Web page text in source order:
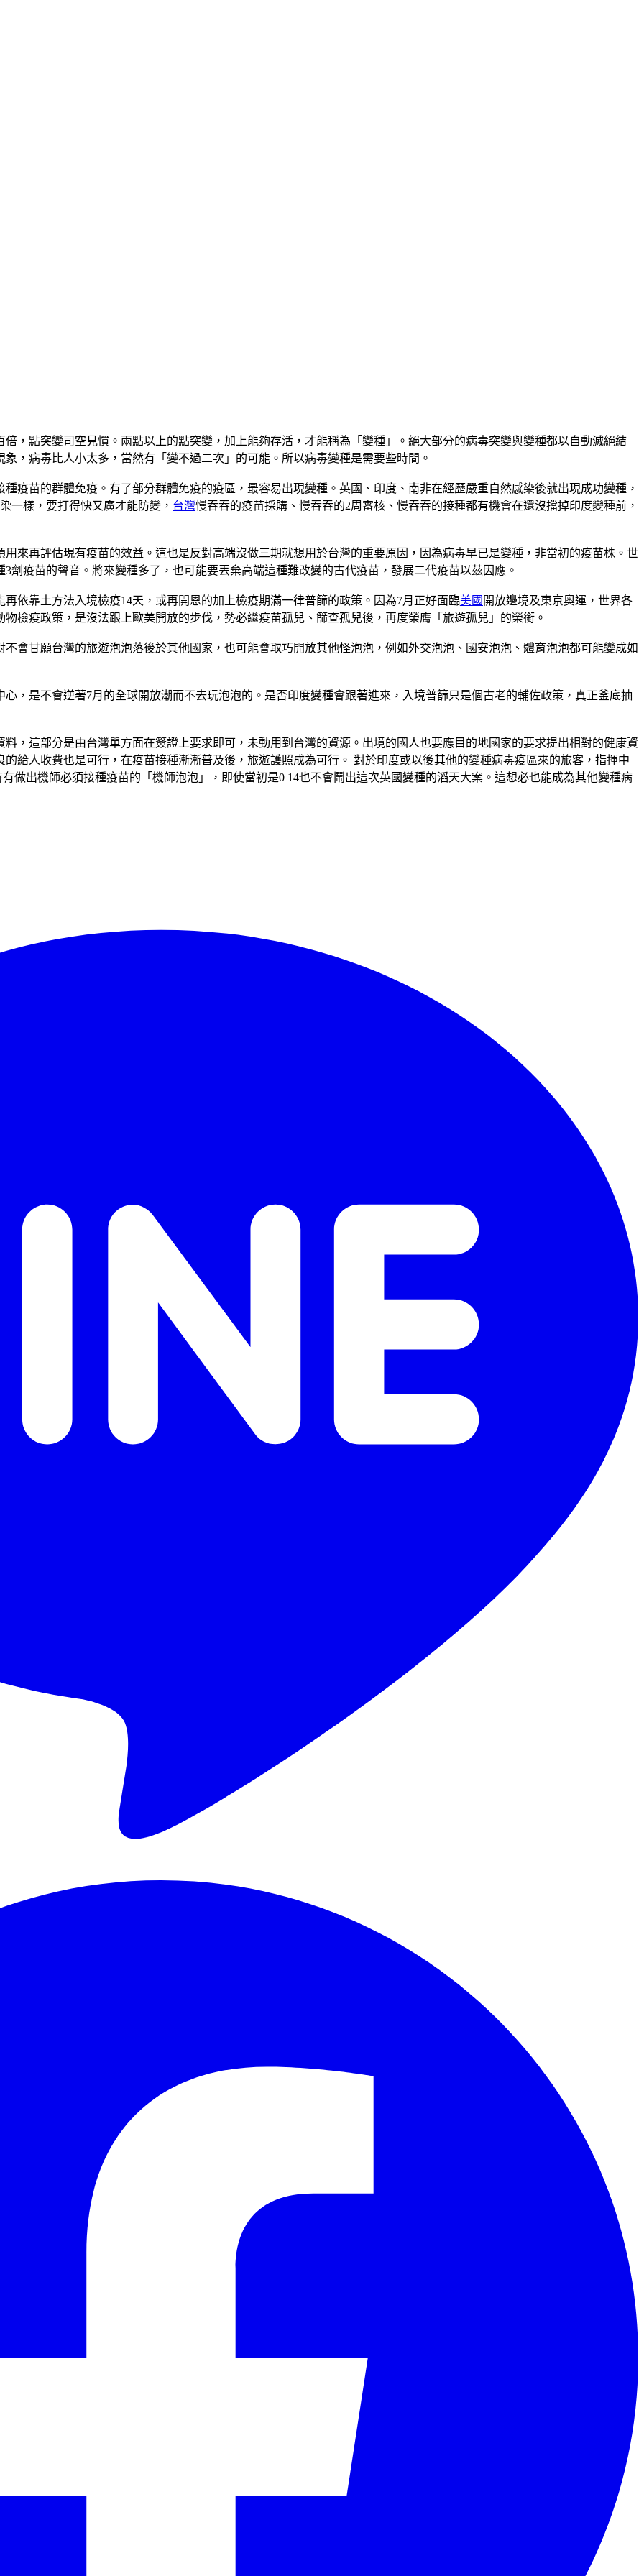
，點突變司空見慣。兩點以上的點突變，加上能夠存活，才能稱為「變種」。絕大部分的病毒突變與變種都以自動滅絕結
，病毒比人小太多，當然有「變不過二次」的可能。所以病毒變種是需要些時間。
疫苗的群體免疫。有了部分群體免疫的疫區，最容易出現變種。英國、印度、南非在經歷嚴重自然感染後就出現成功變種，
一樣，要打得快又廣才能防變， 台灣慢吞吞的疫苗採購、慢吞吞的2周審核、慢吞吞的接種都有機會在還沒擋掉印度變種前，
來再評估現有疫苗的效益。這也是反對高端沒做三期就想用於台灣的重要原因，因為病毒早已是變種，非當初的疫苗株。世
劑疫苗的聲音。將來變種多了，也可能要丟棄高端這種難改變的古代疫苗，發展二代疫苗以茲因應。
依靠土方法入境檢疫14天，或再開恩的加上檢疫期滿一律普篩的政策。因為7月正好面臨美國 開放邊境及東京奧運，世界各
檢疫政策，是沒法跟上歐美開放的步伐，勢必繼疫苗孤兒、篩查孤兒後，再度榮膺「旅遊孤兒」的榮銜。
會甘願台灣的旅遊泡泡落後於其他國家，也可能會取巧開放其他怪泡泡，例如外交泡泡、國安泡泡、體育泡泡都可能變成如
，是不會逆著7月的全球開放潮而不去玩泡泡的。是否印度變種會跟著進來，入境普篩只是個古老的輔佐政策，真正釜底抽
，這部分是由台灣單方面在簽證上要求即可，未動用到台灣的資源。出境的國人也要應目的地國家的要求提出相對的健康資
給人收費也是可行，在疫苗接種漸漸普及後，旅遊護照成為可行。 對於印度或以後其他的變種病毒疫區來的旅客，指揮中
做出機師必須接種疫苗的「機師泡泡」，即使當初是0 14也不會鬧出這次英國變種的滔天大案。這想必也能成為其他變種病